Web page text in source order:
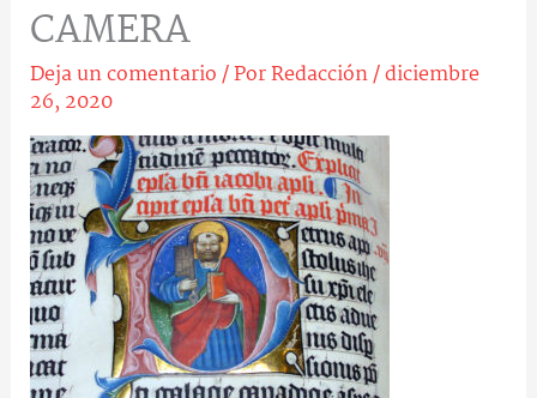
CAMERA
Deja un comentario/ PorRedacción/diciembre
26, 2020